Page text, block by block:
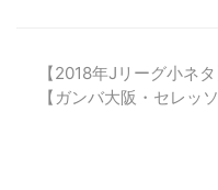
【2018年Jリーグ小ネ
【ガンバ大阪・セレッソ